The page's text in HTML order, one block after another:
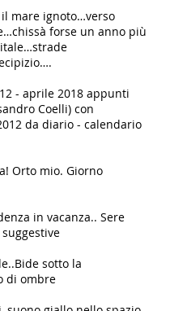
il mare ignoto…verso
forse un anno più
- aprile 2018 appunti
Coelli) con
da diario - calendario
Orto mio. Giorno
in vacanza.. Sere
sotto la
di ombre